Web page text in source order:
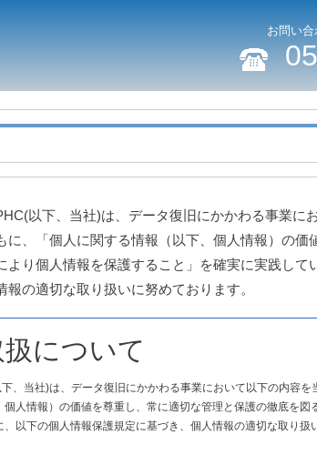
お問い合
以下、当社)は、データ復旧にかかわる事業に
に、「個人に関する情報（以下、個人情報）の価
より個人情報を保護すること」を確実に実践して
の適切な取り扱いに努めております。
について
、当社)は、データ復旧にかかわる事業において以下の内容を
人情報）の価値を尊重し、常に適切な管理と保護の徹底を図
以下の個人情報保護規定に基づき、個人情報の適切な取り扱